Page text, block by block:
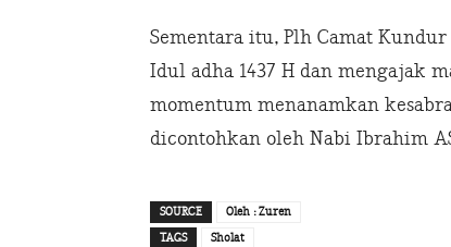
Sementara itu, Plh Camat
Idul adha 1437 H dan mengajak
momentum menanamkan
dicontohkan oleh Nabi Ibrahim
SOURCE
Oleh : Zuren
TAGS
Sholat